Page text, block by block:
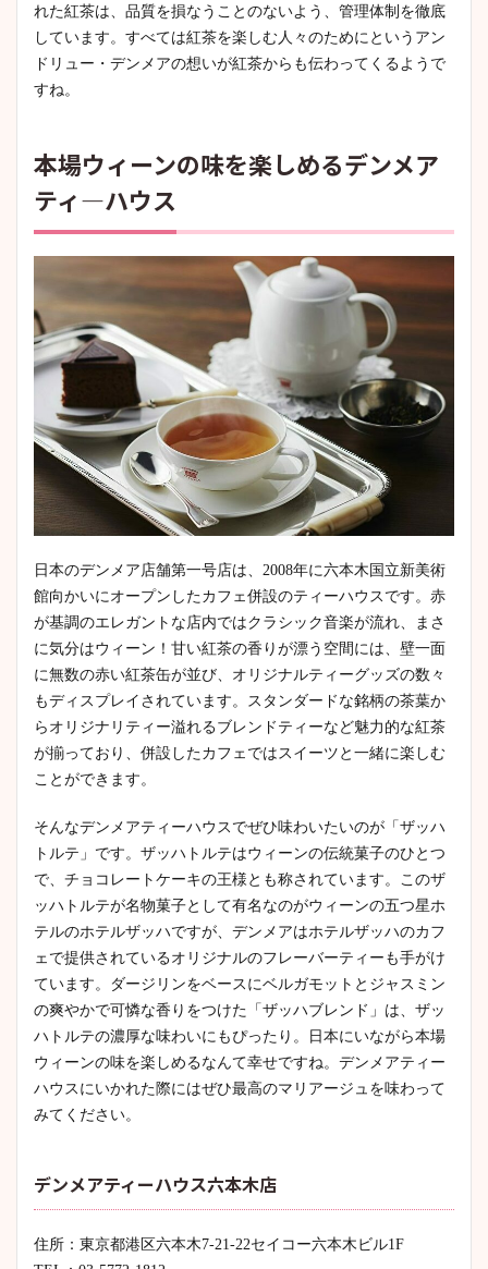
れた紅茶は、品質を損なうことのないよう、管理体制を徹底
しています。すべては紅茶を楽しむ人々のためにというアン
ドリュー・デンメアの想いが紅茶からも伝わってくるようで
すね。
本場ウィーンの味を楽しめるデンメア
ティ―ハウス
日本のデンメア店舗第一号店は、2008年に六本木国立新美術
館向かいにオープンしたカフェ併設のティーハウスです。赤
が基調のエレガントな店内ではクラシック音楽が流れ、まさ
に気分はウィーン！甘い紅茶の香りが漂う空間には、壁一面
に無数の赤い紅茶缶が並び、オリジナルティーグッズの数々
もディスプレイされています。スタンダードな銘柄の茶葉か
らオリジナリティー溢れるブレンドティーなど魅力的な紅茶
が揃っており、併設したカフェではスイーツと一緒に楽しむ
ことができます。
そんなデンメアティーハウスでぜひ味わいたいのが「ザッハ
トルテ」です。ザッハトルテはウィーンの伝統菓子のひとつ
で、チョコレートケーキの王様とも称されています。このザ
ッハトルテが名物菓子として有名なのがウィーンの五つ星ホ
テルのホテルザッハですが、デンメアはホテルザッハのカフ
ェで提供されているオリジナルのフレーバーティーも手がけ
ています。ダージリンをベースにベルガモットとジャスミン
の爽やかで可憐な香りをつけた「ザッハブレンド」は、ザッ
ハトルテの濃厚な味わいにもぴったり。日本にいながら本場
ウィーンの味を楽しめるなんて幸せですね。デンメアティー
ハウスにいかれた際にはぜひ最高のマリアージュを味わって
みてください。
デンメアティーハウス六本木店
住所：東京都港区六本木7-21-22セイコー六本木ビル1F